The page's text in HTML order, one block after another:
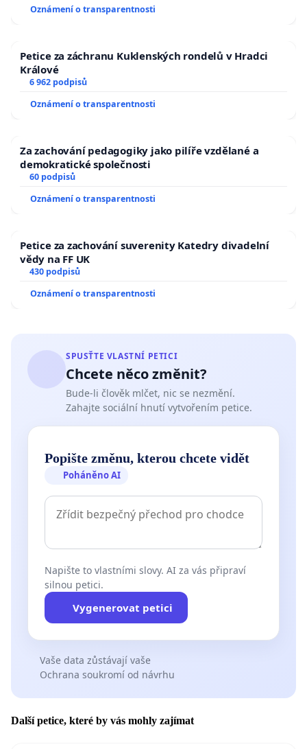
Oznámení o transparentnosti
Petice za záchranu Kuklenských rondelů v Hradci
Králové
6 962 podpisů
Oznámení o transparentnosti
Za zachování pedagogiky jako pilíře vzdělané a
demokratické společnosti
60 podpisů
Oznámení o transparentnosti
Petice za zachování suverenity Katedry divadelní
vědy na FF UK
430 podpisů
Oznámení o transparentnosti
SPUSŤTE VLASTNÍ PETICI
Chcete něco změnit?
Bude-li člověk mlčet, nic se nezmění.
Zahajte sociální hnutí vytvořením petice.
Popište změnu, kterou chcete vidět
Poháněno AI
Napište to vlastními slovy. AI za vás připraví
silnou petici.
Vygenerovat petici
Vaše data zůstávají vaše
Ochrana soukromí od návrhu
Další petice, které by vás mohly zajímat